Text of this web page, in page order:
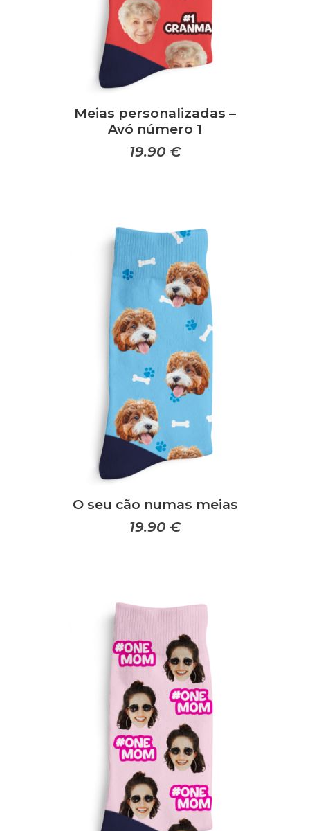
Meias personalizadas –
Avó número 1
19.90 €
O seu cão numas meias
19.90 €